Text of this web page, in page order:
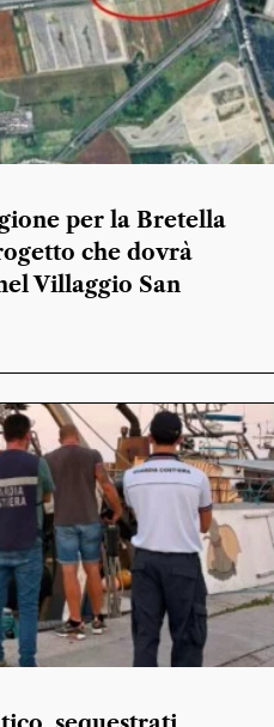
per la Bretella
che dovrà
Villaggio San